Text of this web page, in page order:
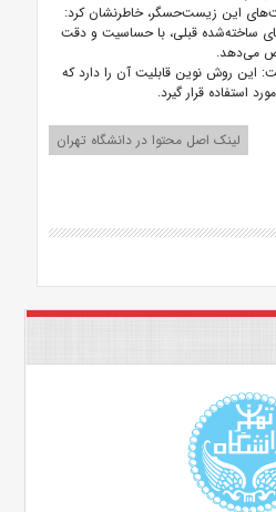
این زیست‌حسگر، خاطرنشان کرد:
ساخته‌شده قبلی، با حساسیت و دقت
می‌دهد.
این روش نوین قابلیت آن را دارد که
استفاده قرار گیرد.
لینک اصل محتوا در دانشگاه تهران